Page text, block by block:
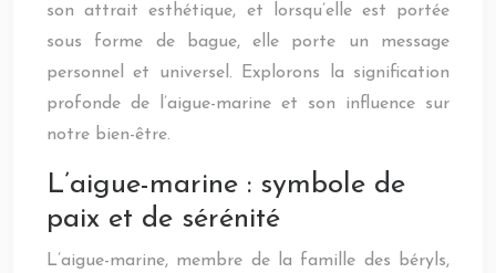
son attrait esthétique, et lorsqu’elle est portée
sous forme de bague, elle porte un message
personnel et universel. Explorons la signification
profonde de l’aigue-marine et son influence sur
notre bien-être.
L’aigue-marine : symbole de
paix et de sérénité
L’aigue-marine, membre de la famille des béryls,